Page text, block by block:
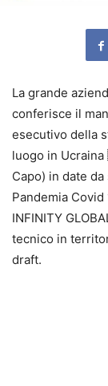
La grande
conferisce il
esecutivo della
luogo in
Capo) in date
Pandemia
INFINITY
tecnico in
draft.